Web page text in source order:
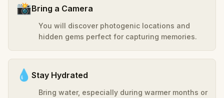
📸Bring a Camera
You will discover photogenic locations and
hidden gems perfect for capturing memories.
💧 Stay Hydrated
Bring water, especially during warmer months or